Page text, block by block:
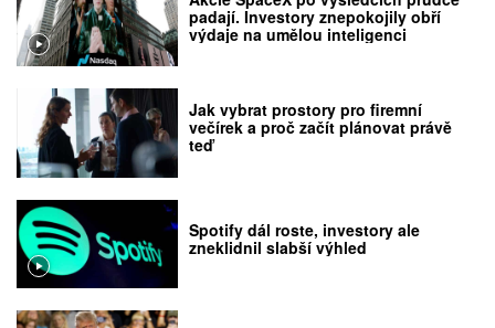
padají. Investory znepokojily obří
výdaje na umělou inteligenci
Jak vybrat prostory pro firemní
večírek a proč začít plánovat právě
teď
Spotify dál roste, investory ale
zneklidnil slabší výhled